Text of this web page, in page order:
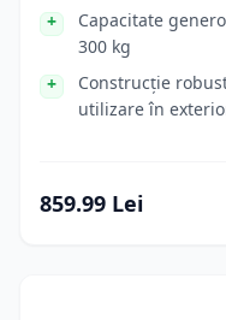
Capacitate
300 kg
Construcție
utilizare în
859.99 Lei